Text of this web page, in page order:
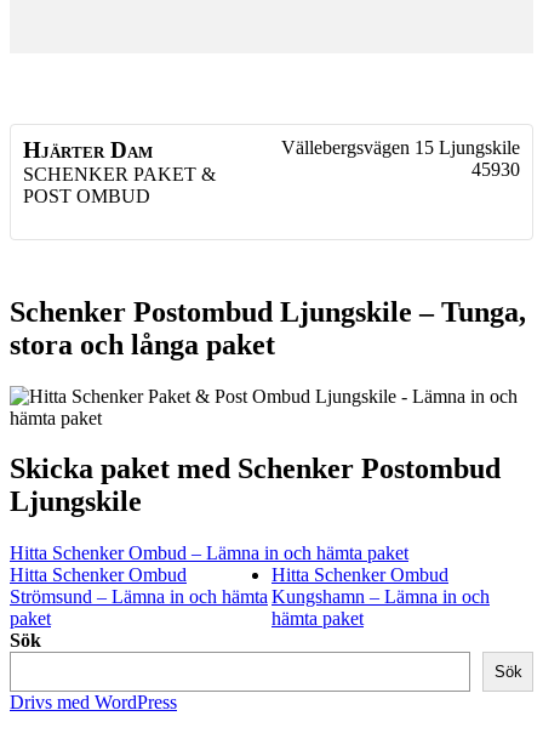
Hjärter Dam
SCHENKER PAKET &
POST OMBUD
Vällebergsvägen 15 Ljungskile
45930
Schenker Postombud Ljungskile – Tunga,
stora och långa paket
Skicka paket med Schenker Postombud
Ljungskile
Hitta Schenker Ombud – Lämna in och hämta paket
Hitta Schenker Ombud
Strömsund – Lämna in och hämta
paket
Hitta Schenker Ombud
Kungshamn – Lämna in och
hämta paket
Sök
Sök
Drivs med WordPress